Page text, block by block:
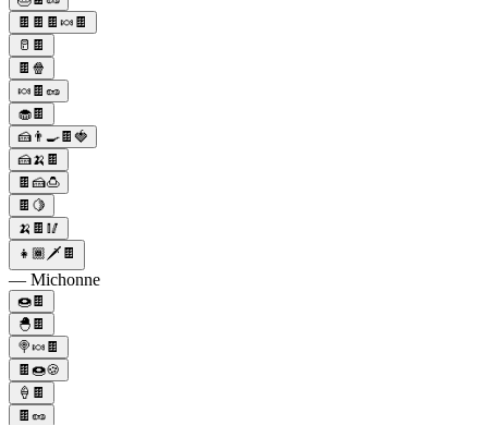
🍫🍫🍫🍬🍫
🥛🍫
🍫🍿
🍬🍫🥜
🧁🍫
🍰👨‍🍳🍫🍓
🍰🍌🍫
🍫🍰🍮
🍫🍋
🍌🍫🥢
👧🏾🗡🍫
— Michonne
🍩🍫
🐣🍫
🍭🍬🍫
🍫🍩🍪
🍦🍫
🍫🥜